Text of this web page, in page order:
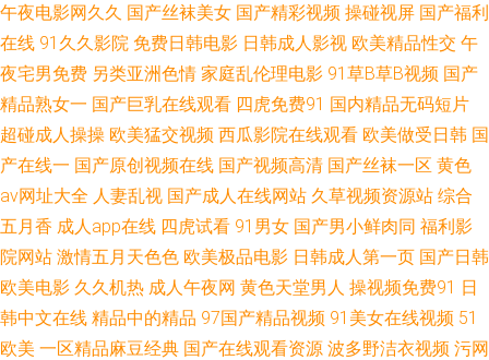
爱露出 人人爱操 天堂情色 宅男宅女AV在线 91淫黄影院 福利社有码 海角社
区猫先生 老司机夜间剧场 AV导航网址 国产AV理论电影 精品自拍傳媒 欧美久
草视频 婷婷色在线 国产自拍第六页 蜜桃成熟网站 三级成人在线观看 91青青
碰 肏逼123 国产素人不卡 美女电影 人妖最新专区 午夜超碰 91少妇热舞被操
福利你懂的 欧美日韩色人阁 丝袜熟女91 亚洲视屏 A欧美A欧美A 国产人妖另
类 久久国产精品人妻 欧美性图ppp 丝袜美腿性爱 在线播放97国产 91视频论
午夜电影网久久 国产丝袜美女 国产精彩视频 操碰视屏 国产福利
在线 91久久影院 免费日韩电影 日韩成人影视 欧美精品性交 午
夜宅男免费 另类亚洲色情 家庭乱伦理电影 91草B草B视频 国产
精品熟女一 国产巨乳在线观看 四虎免费91 国内精品无码短片
超碰成人操操 欧美猛交视频 西瓜影院在线观看 欧美做受日韩 国
产在线一 国产原创视频在线 国产视频高清 国产丝袜一区 黄色
av网址大全 人妻乱视 国产成人在线网站 久草视频资源站 综合
五月香 成人app在线 四虎试看 91男女 国产男小鲜肉同 福利影
院网站 激情五月天色色 欧美极品电影 日韩成人第一页 国产日韩
欧美电影 久久机热 成人午夜网 黄色天堂男人 操视频免费91 日
韩中文在线 精品中的精品 97国产精品视频 91美女在线视频 51
欧美 一区精品麻豆经典 国产在线观看资源 波多野洁衣视频 污网